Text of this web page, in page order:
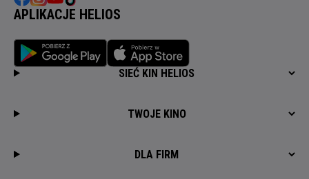
APLIKACJE HELIOS
SIEĆ KIN HELIOS
TWOJE KINO
DLA FIRM